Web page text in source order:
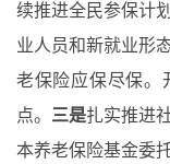
续推进全民参保计
业人员和新就业形
老保险应保尽保。
点。 三是扎实推进
本养老保险基金委